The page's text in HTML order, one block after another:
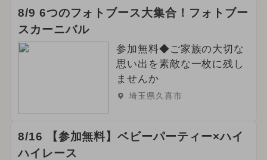
2024年10月のイベント
2025年5月のイベント
2025年3月のイベント
2024年9月のイベント
2025年7月のイベント クリスマス
8/9 6つのフォトブース大集合！フォトブー
スカーニバル
参加無料◆ご家族の大切な
思い出を素敵な一枚に残し
ませんか
埼玉県久喜市
8/16 【参加無料】ベビーパーティー×ハイ
ハイレース